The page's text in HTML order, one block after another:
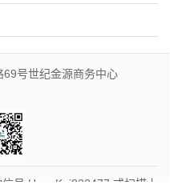
号世纪金源商务中心
号 HangKai832477 或扫描上